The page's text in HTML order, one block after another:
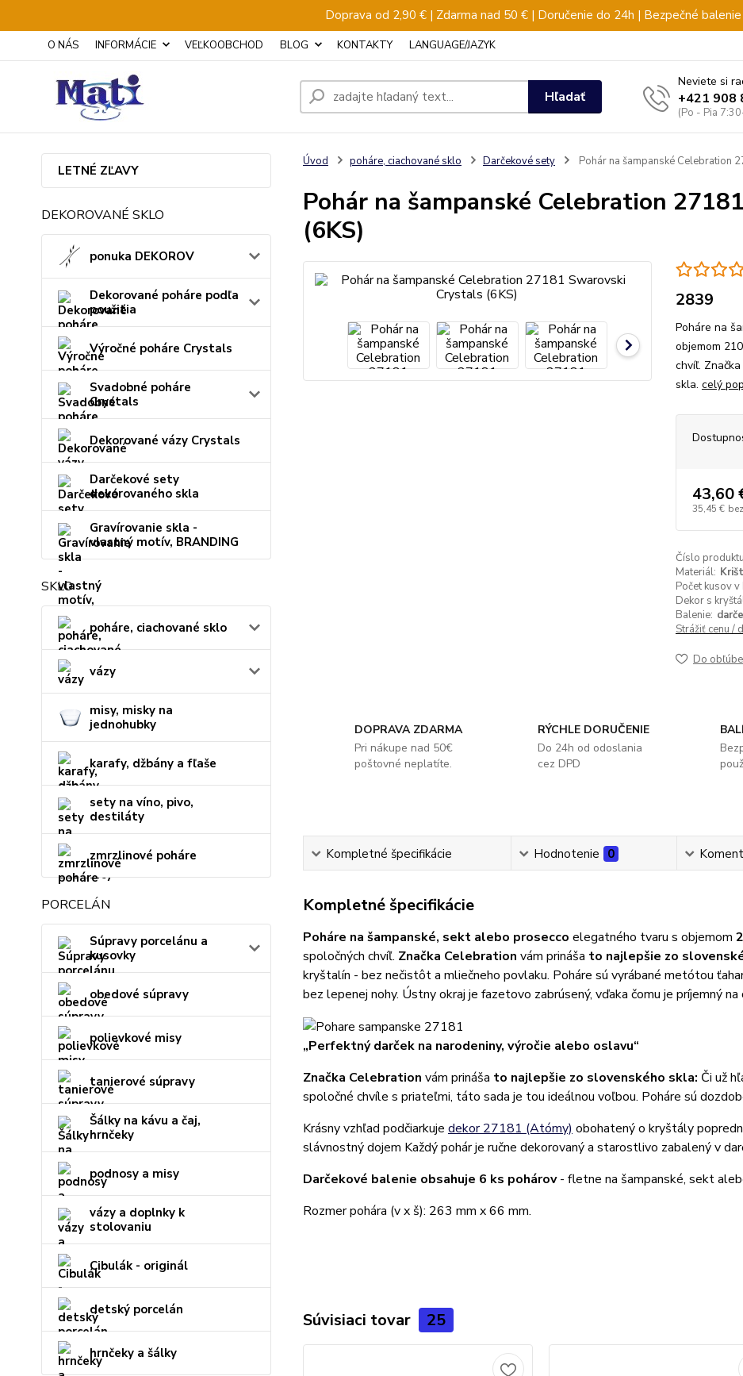
Doprava od 2,90 € | Zdarma nad 50 € | Doručenie do 24h | Bezpečné balenie
O NÁS INFORMÁCIE VEĽKOOBCHOD BLOG KONTAKTY LANGUAGE/JAZYK
Hľadať
Neviete si
+421 908
(Po - Pia
LETNÉ ZĽAVY
DEKOROVANÉ SKLO
ponuka DEKOROV
Dekorované poháre podľa
použitia
Výročné poháre Crystals
Svadobné poháre
Crystals
Dekorované vázy Crystals
Darčekové sety
dekorovaného skla
Gravírovanie skla -
vlastný motív, BRANDING
SKLO
poháre, ciachované sklo
vázy
misy, misky na
jednohubky
karafy, džbány a fľaše
sety na víno, pivo,
destiláty
zmrzlinové poháre
PORCELÁN
Súpravy porcelánu a
kusovky
obedové súpravy
polievkové misy
tanierové súpravy
Šálky na kávu a čaj,
hrnčeky
podnosy a misy
vázy a doplnky k
stolovaniu
Cibulák - originál
detský porcelán
hrnčeky a šálky
Úvod poháre, ciachované sklo Darčekové sety Pohár na šampanské Celebration
Pohár na šampanské Celebration
(6KS)
2839
Poháre na
objemom
chvíľ.
skla. celý
43,60
35,45 €
Číslo
Materiál:
Počet kusov v
Dekor s
Balenie:
Strážiť cenu /
Do
DOPRAVA ZDARMA
Pri nákupe nad 50€
poštovné neplatíte.
RÝCHLE DORUČENIE
Do 24h od odoslania
cez DPD
Kompletné špecifikácie Hodnotenie 0
Kompletné špecifikácie
Poháre na šampanské, sekt alebo prosecco elegatného tvaru s objemom
spoločných chvíľ. Značka Celebration vám prináša to najlepšie zo
kryštalín - bez nečistôt a mliečneho povlaku. Poháre sú vyrábané metótou
bez lepenej nohy. Ústny okraj je fazetovo zabrúsený, vďaka čomu je príjemný
„Perfektný darček na narodeniny, výročie alebo oslavu“
Značka Celebration vám prináša to najlepšie zo slovenského skla: Či už
spoločné chvíle s priateľmi, táto sada je tou ideálnou voľbou. Poháre sú
Krásny vzhľad podčiarkuje dekor 27181 (Atómy) obohatený o kryštály
slávnostný dojem Každý pohár je ručne dekorovaný a starostlivo zabalený v
Darčekové balenie obsahuje 6 ks pohárov- fletne na šampanské, sekt
Rozmer pohára (v x š): 263 mm x 66 mm.
Súvisiaci tovar 25